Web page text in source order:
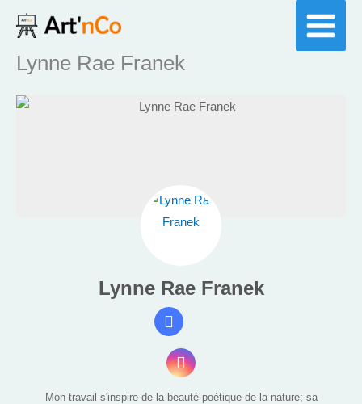
contenu
Lynne Rae Franek
Lynne Rae Franek
Mon travail s'inspire de la beauté poétique de la nature; sa